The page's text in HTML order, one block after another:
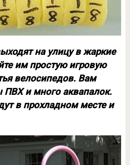
на улицу в жаркие
им простую игровую
велосипедов. Вам
ПВХ и много аквапалок.
в прохладном месте и